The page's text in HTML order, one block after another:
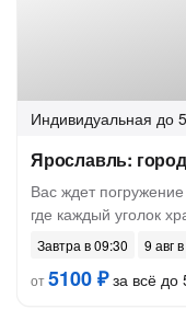
Индивидуальная до
Ярославль:
Вас ждет
где каждый уголок
Завтра в 09:30
9 авг
от5100 ₽за всё до